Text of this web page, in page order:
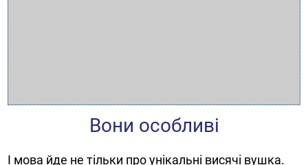
Вони особливі
І мова йде не тільки про унікальні висячі вушка.